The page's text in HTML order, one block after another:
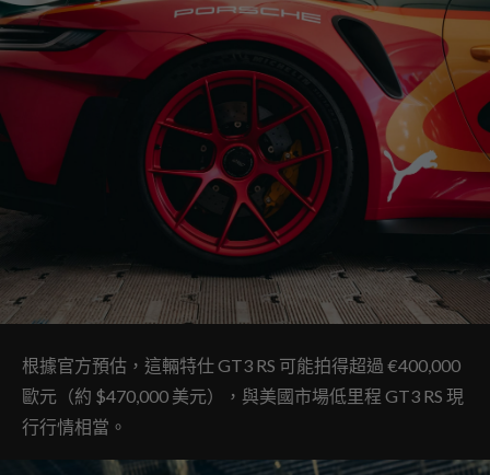
根據官方預估，這輛特仕 GT3 RS 可能拍得超過 €400,000
歐元（約 $470,000 美元），與美國市場低里程 GT3 RS 現
行行情相當。